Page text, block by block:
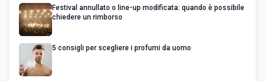
Festival annullato o line-up modificata: quando è possibile
chiedere un rimborso
5 consigli per scegliere i profumi da uomo